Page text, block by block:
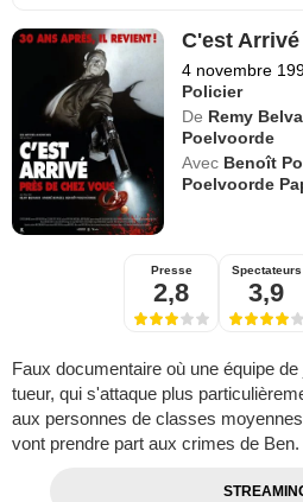
C'est
4 novembre
Policier
De Remy
Poelvoorde
Avec Benoît
Poelvoorde
Presse
2,8
Spectateurs
3,9
Faux documentaire où une équipe
tueur, qui s'attaque plus
aux personnes de classes
vont prendre part aux crimes de Ben.